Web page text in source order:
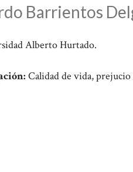
Barrientos
Alberto Hurtado.
Calidad de vida, prejucio